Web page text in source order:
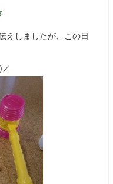
えしましたが、この日